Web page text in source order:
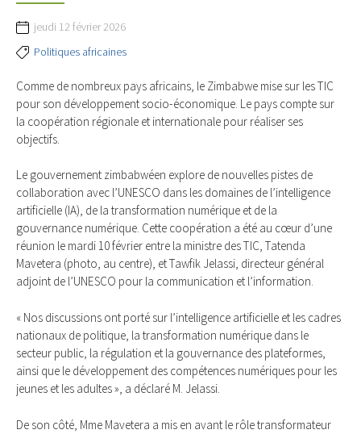
jeudi 12 février 2026
Politiques africaines
Comme de nombreux pays africains, le Zimbabwe mise sur les TIC
pour son développement socio-économique. Le pays compte sur
la coopération régionale et internationale pour réaliser ses
objectifs.
Le gouvernement zimbabwéen explore de nouvelles pistes de
collaboration avec l’UNESCO dans les domaines de l’intelligence
artificielle (IA), de la transformation numérique et de la
gouvernance numérique. Cette coopération a été au cœur d’une
réunion le mardi 10 février entre la ministre des TIC, Tatenda
Mavetera (photo, au centre), et Tawfik Jelassi, directeur général
adjoint de l’UNESCO pour la communication et l’information.
« Nos discussions ont porté sur l’intelligence artificielle et les cadres
nationaux de politique, la transformation numérique dans le
secteur public, la régulation et la gouvernance des plateformes,
ainsi que le développement des compétences numériques pour les
jeunes et les adultes », a déclaré M. Jelassi.
De son côté, Mme Mavetera a mis en avant le rôle transformateur